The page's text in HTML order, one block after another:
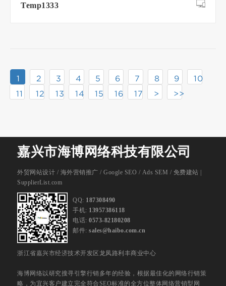
Temp1333
1 2 3 4 5 6 7 8 9
10
11
12 13 14 15 16 17 > >>
嘉兴市海博网络科技有限公司
外贸网站设计 / 海外营销推广 / Google SEO / Ads SEM / 免费建站 |
SupplierList.com
QQ: 187308490
手机: 13957386118
电话: 0573-82180208
邮件: sales@haibo.com.cn
浙江省嘉兴市经济技术开发区龙凤路利丰商业中心
海博网络以研究搜寻引擎行销多年的经验，根据最佳化的网络行销策
略，为宜兴客户建立完全符合SEO标准的全方位整体网络营销型网